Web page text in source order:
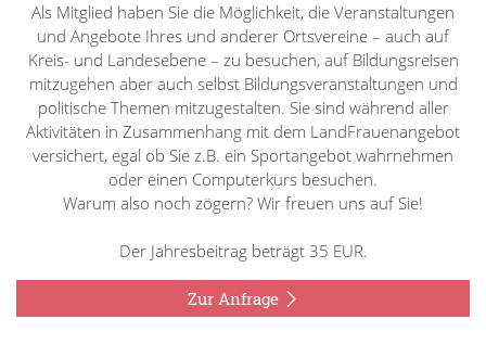
Als Mitglied haben Sie die Möglichkeit, die Veranstaltungen
und Angebote Ihres und anderer Ortsvereine – auch auf
Kreis- und Landesebene – zu besuchen, auf Bildungsreisen
mitzugehen aber auch selbst Bildungsveranstaltungen und
politische Themen mitzugestalten. Sie sind während aller
Aktivitäten in Zusammenhang mit dem LandFrauenangebot
versichert, egal ob Sie z.B. ein Sportangebot wahrnehmen
oder einen Computerkurs besuchen.
Warum also noch zögern? Wir freuen uns auf Sie!
Der Jahresbeitrag beträgt 35 EUR.
Zur Anfrage